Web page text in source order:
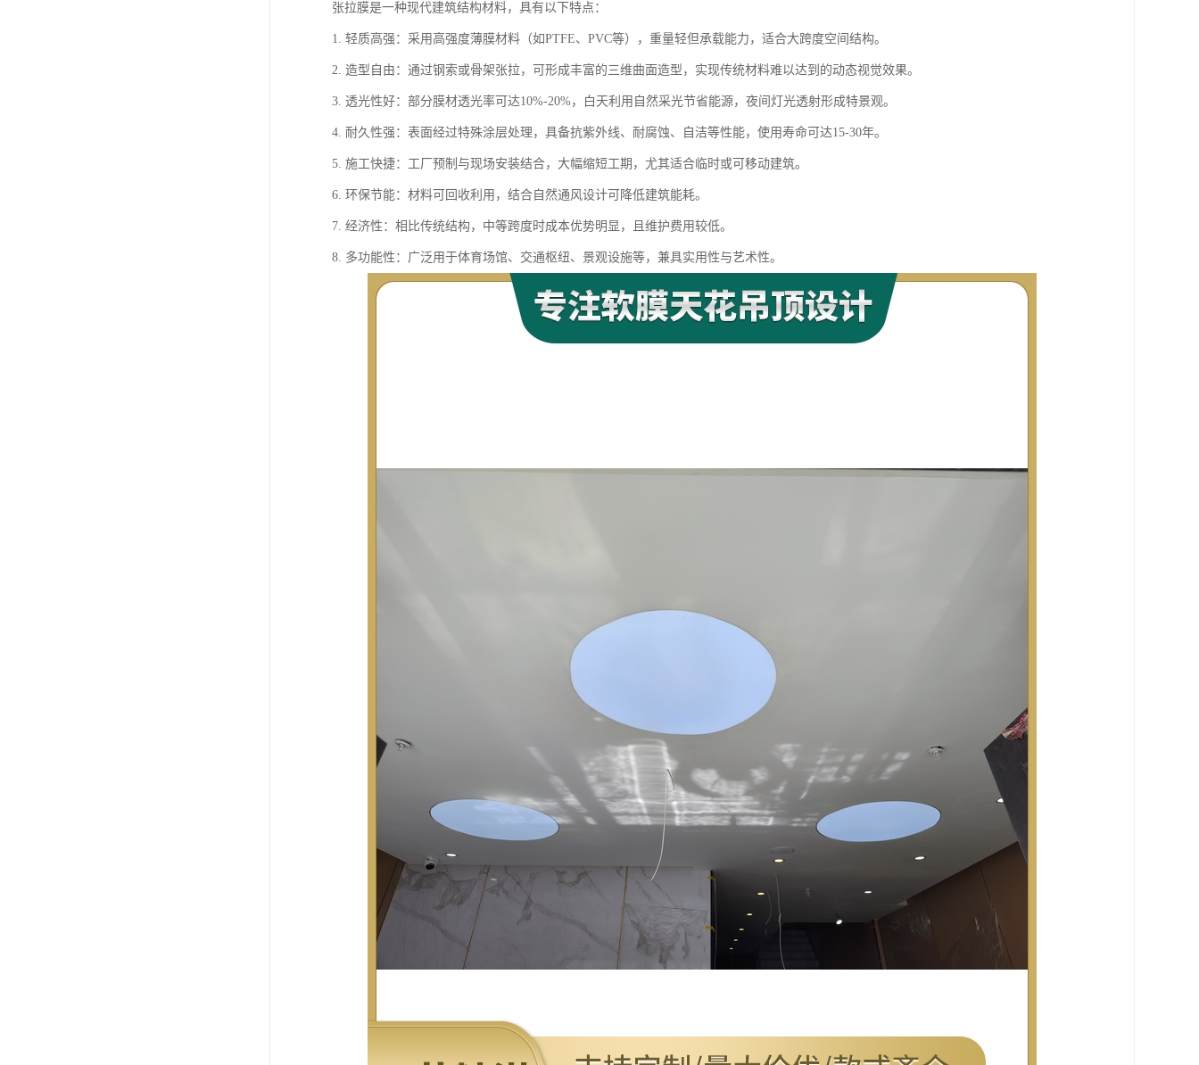
张拉膜是一种现代建筑结构材料，具有以下特点：
1. 轻质高强：采用高强度薄膜材料（如PTFE、PVC等），重量轻但承载能力，适合大跨度空间结构。
2. 造型自由：通过钢索或骨架张拉，可形成丰富的三维曲面造型，实现传统材料难以达到的动态视觉效果。
3. 透光性好：部分膜材透光率可达10%-20%，白天利用自然采光节省能源，夜间灯光透射形成特景观。
4. 耐久性强：表面经过特殊涂层处理，具备抗紫外线、耐腐蚀、自洁等性能，使用寿命可达15-30年。
5. 施工快捷：工厂预制与现场安装结合，大幅缩短工期，尤其适合临时或可移动建筑。
6. 环保节能：材料可回收利用，结合自然通风设计可降低建筑能耗。
7. 经济性：相比传统结构，中等跨度时成本优势明显，且维护费用较低。
8. 多功能性：广泛用于体育场馆、交通枢纽、景观设施等，兼具实用性与艺术性。